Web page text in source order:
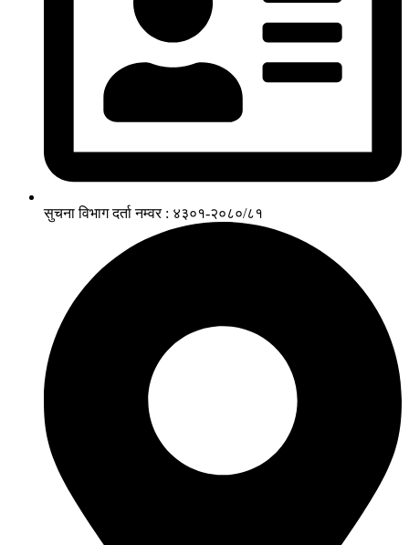
सुचना विभाग दर्ता नम्वर : ४३०१-२०८०/८१